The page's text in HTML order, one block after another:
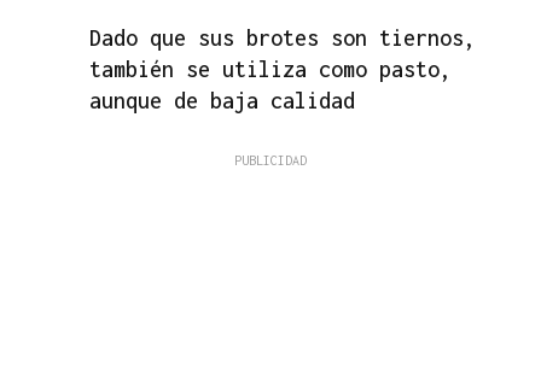
Dado que sus brotes son tiernos,
también se utiliza como pasto,
aunque de baja calidad